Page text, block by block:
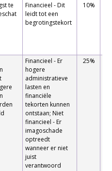
te
Financieel - Dit
leidt tot een
begrotingstekort
10%
Financieel - Er
hogere
administratieve
lasten en
financiële
tekorten kunnen
ontstaan; Niet
financieel - Er
imagoschade
optreedt
wanneer er niet
juist
verantwoord
25%